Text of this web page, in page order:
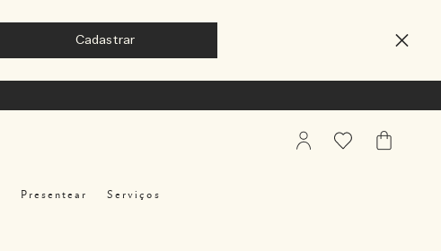
Presentear Serviços
My
FavoritosMeu